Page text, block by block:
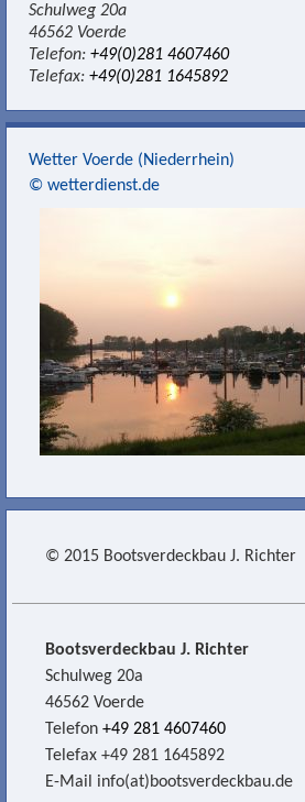
Schulweg 20a
46562 Voerde
Telefon: +49(0)281 4607460
Telefax: +49(0)281 1645892
Wetter Voerde (Niederrhein)
© wetterdienst.de
© 2015 Bootsverdeckbau J. Richter
Bootsverdeckbau J. Richter
Schulweg 20a
46562 Voerde
Telefon +49 281 4607460
Telefax +49 281 1645892
E-Mail info(at)bootsverdeckbau.de